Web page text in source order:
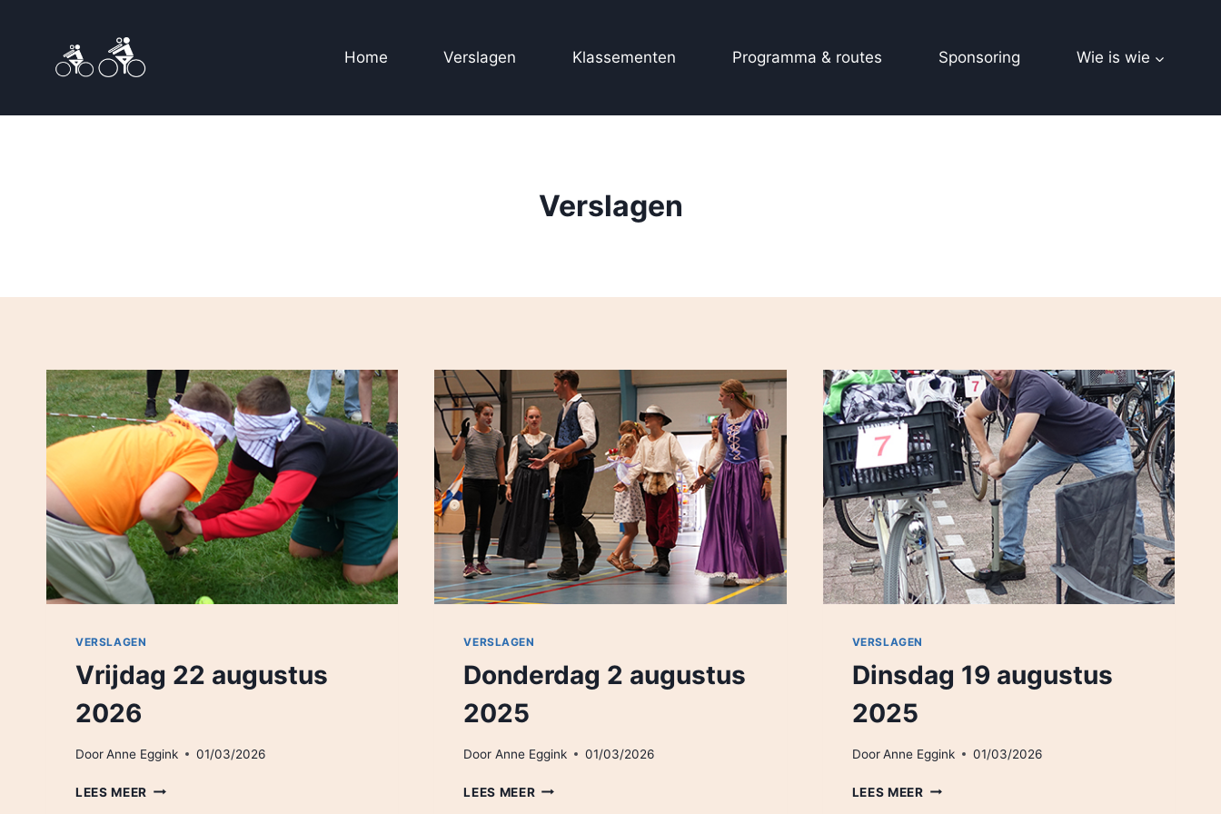
Home Verslagen Klassementen Programma & routes Sponsoring Wie is wie
Verslagen
VERSLAGEN
Vrijdag 22 augustus
2026
DoorAnne Eggink 01/03/2026
LEES MEER VRIJDAG
VERSLAGEN
Donderdag 2 augustus
2025
Door Anne Eggink 01/03/2026
LEES MEER DONDERDAG
VERSLAGEN
Dinsdag 19 augustus
2025
Door Anne Eggink 01/03/2026
LEES MEER DINSDAG